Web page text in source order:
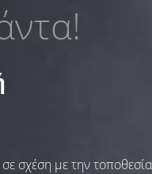
σχέση με την